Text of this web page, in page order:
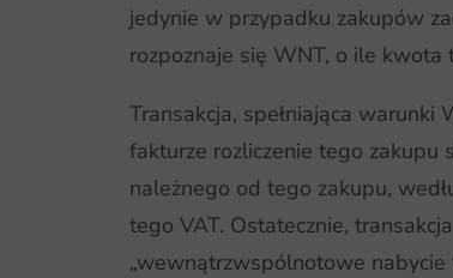
jedynie w przypadku zakupów
rozpoznaje się WNT, o ile kwota
Transakcja, spełniająca
fakturze rozliczenie tego zakupu
należnego od tego zakupu,
tego VAT. Ostatecznie,
„wewnątrzwspólnotowe nabycie